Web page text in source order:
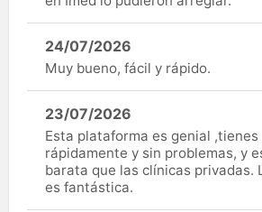
24/07/2026
Muy bueno, fácil y rápido.
23/07/2026
Esta plataforma es genial ,tienes
rápidamente y sin problemas, y
barata que las clínicas privadas.
es fantástica.